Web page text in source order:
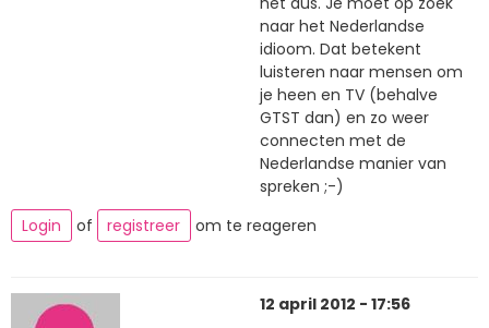
naar het Nederlandse
idioom. Dat betekent
luisteren naar mensen om
je heen en TV (behalve
GTST dan) en zo weer
connecten met de
Nederlandse manier van
spreken ;-)
Login
of registreer om te reageren
12 april 2012 - 17:56